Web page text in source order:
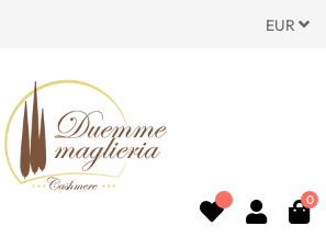
EUR
0